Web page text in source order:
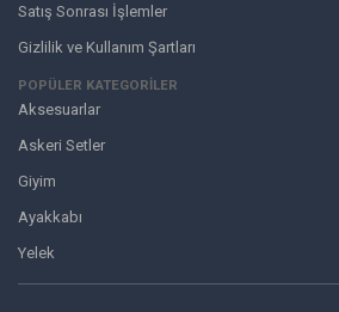
Satış Sonrası İşlemler
Gizlilik ve Kullanım Şartları
POPÜLER KATEGORİLER
Aksesuarlar
Askeri Setler
Giyim
Ayakkabı
Yelek